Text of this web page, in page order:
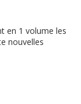
en 1 volume les
nouvelles